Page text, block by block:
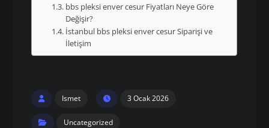
bbs pleksi enver cesur Fiyatları Neye Göre
Değişir?
İstanbul bbs pleksi enver cesur Siparişi ve
İletişim
Ismet 3 Ocak 2026
Uncategorized